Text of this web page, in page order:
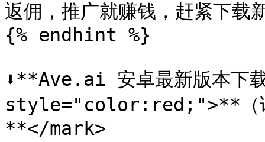
返佣，推广就赚钱，赶紧下
{% endhint %}
⬇️**Ave.ai 安卓最新版本下
style="color:red;">**（请
**</mark>